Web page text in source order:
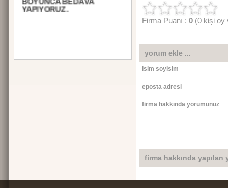
YAPIYORUZ.
Firma Puanı : 0(0 kişi oy
yorum ekle ...
isim soyisim
eposta adresi
firma hakkında yorumunuz
firma hakkında yapılan